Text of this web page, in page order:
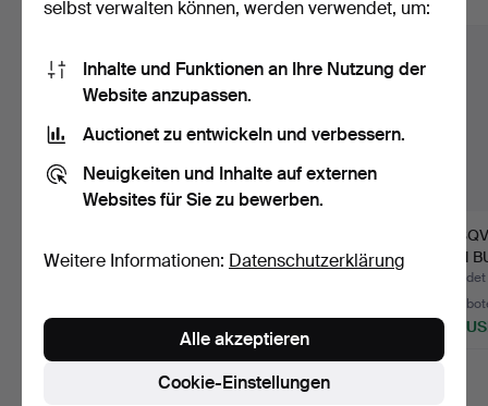
HUSQVARNA
465 USD
HUSQVARNA
GUN
17
233
selbst verwalten können, werden verwendet, um:
Inhalte und Funktionen an Ihre Nutzung der
Website anzupassen.
Auctionet zu entwickeln und verbessern.
Neuigkeiten und Inhalte auf externen
Websites für Sie zu bewerben.
Weitere Informationen: Datenschutzerklärung
Cookie-Einstellungen
Alle akzeptieren